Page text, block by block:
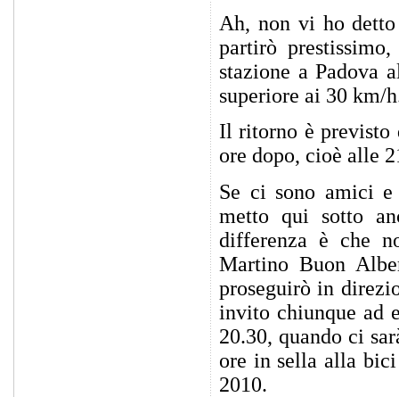
Ah, non vi ho
partirò
stazione a Padova
superiore ai 30 km/
Il ritorno è previsto
ore dopo, cioè alle
Se ci sono amici
metto qui sotto
differenza è che
Martino Buon
proseguirò in
invito chiunque ad
20.30, quando ci
ore in sella alla
2010.